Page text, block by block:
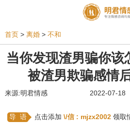
相亲 同性恋 恋爱
挽救婚姻 爱情相关 星座
姻缘测试 美容 怀孕
感情挽回 双鱼座男生
首页 > 离婚 > 不和
当你发现渣男骗你该
被渣男欺骗感情
来源:明君情感 2022-07-18
导 语 点击添加 \/信 : mjzx2002 领取